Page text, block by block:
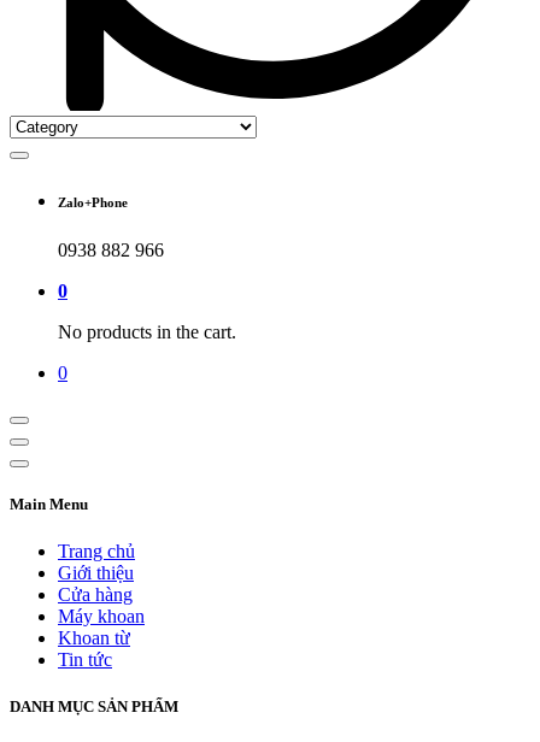
Zalo+Phone
0938 882 966
0
No products in the cart.
0
Main Menu
Trang chủ
Giới thiệu
Cửa hàng
Máy khoan
Khoan từ
Tin tức
DANH MỤC SẢN PHẨM